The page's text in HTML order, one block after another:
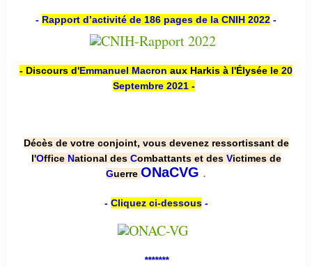
- Rapport d’activité de 186 pages de la CNIH 2022 -
- Discours d'Emmanuel Macron aux Harkis à l'Élysée le 20
Septembre 2021 -
Décès de votre conjoint, vous devenez ressortissant de
l'Office National des Combattants et des Victimes de
Guerre ONaCVG .
- Cliquez ci-dessous-
*******